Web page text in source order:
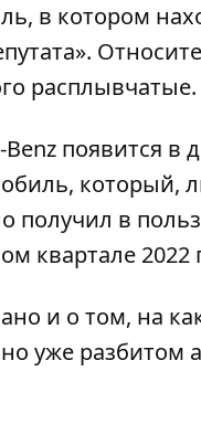
в котором
появится
который,
получил в
квартале 2022
и о том, на
уже разбитом